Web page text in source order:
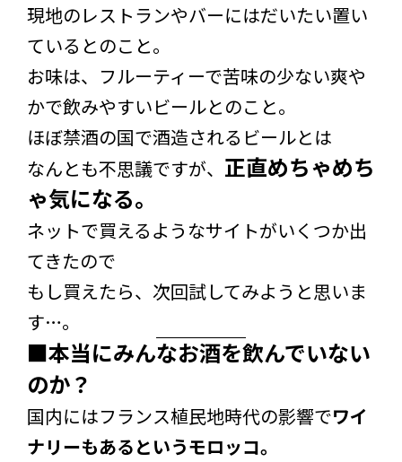
現地のレストランやバーにはだいたい置い
ているとのこと。
お味は、フルーティーで苦味の少ない爽や
かで飲みやすいビールとのこと。
ほぼ禁酒の国で酒造されるビールとは
なんとも不思議ですが、 正直めちゃめち
ゃ気になる。
ネットで買えるようなサイトがいくつか出
てきたので
もし買えたら、次回試してみようと思いま
す…。
■本当にみんなお酒を飲んでいない
のか？
国内にはフランス植民地時代の影響でワイ
ナリーもあるというモロッコ。